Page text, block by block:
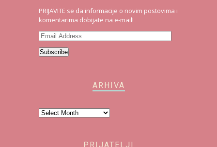
PRIJAVITE se da informacije o novim postovima i
komentarima dobijate na e-mail!
Email
Address
Subscribe
ARHIVA
Arhiva
PRIJATELJI